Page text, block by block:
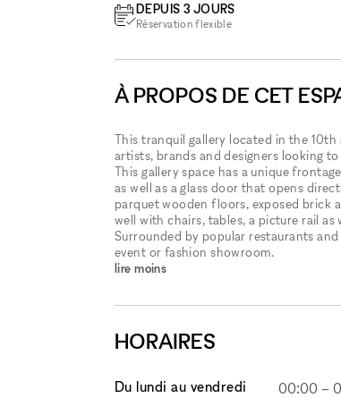
DEPUIS 3 JOURS
Réservation flexible
À PROPOS DE CET
This tranquil gallery located in the
artists, brands and designers looking
This gallery space has a unique
as well as a glass door that opens
parquet wooden floors, exposed brick
well with chairs, tables, a picture rail as
Surrounded by popular restaurants
event or fashion showroom.
lire moins
HORAIRES
Du lundi au vendredi 00:00 –